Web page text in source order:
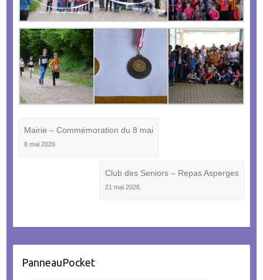
Mairie – Commémoration du 8 mai
8 mai 2026
Club des Seniors – Repas Asperges
21 mai 2026
PanneauPocket